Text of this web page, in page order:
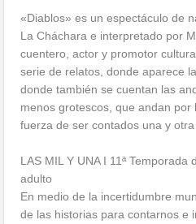
«Diablos» es un espectáculo de
La Cháchara e interpretado por
cuentero, actor y promotor
serie de relatos, donde aparece
donde también se cuentan las
menos grotescos, que andan
fuerza de ser contados una y otra
LAS MIL Y UNA I 11ª Temporada
adulto
En medio de la incertidumbre
de las historias para contarnos e